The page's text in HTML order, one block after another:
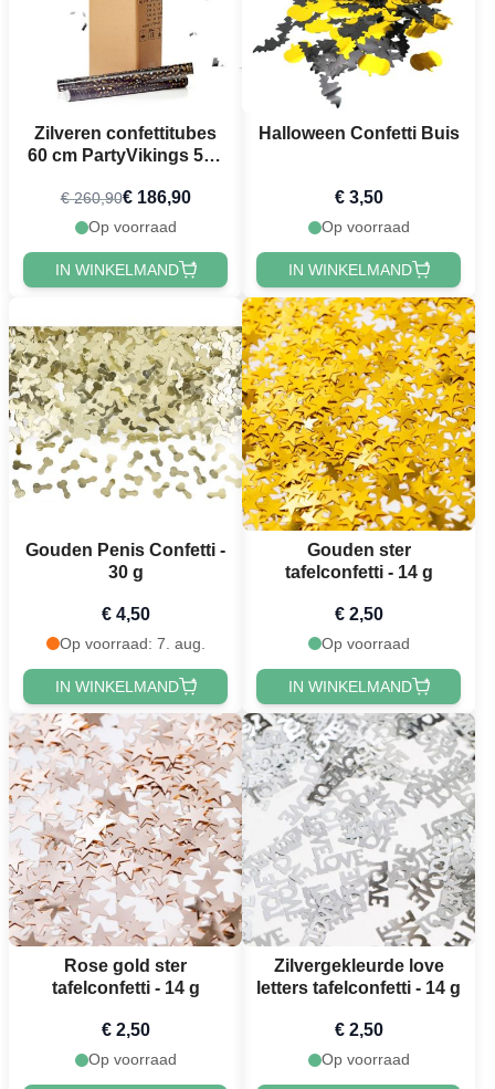
Zilveren confettitubes
60 cm PartyVikings 50x
€ 260,90€ 186,90
Op voorraad
IN WINKELMAND
Halloween Confetti Buis
€ 3,50
Op voorraad
IN WINKELMAND
Gouden Penis Confetti -
30 g
€ 4,50
Op voorraad: 7. aug.
IN WINKELMAND
Gouden ster
tafelconfetti - 14 g
€ 2,50
Op voorraad
IN WINKELMAND
Rose gold ster
tafelconfetti - 14 g
€ 2,50
Op voorraad
Zilvergekleurde love
letters tafelconfetti - 14 g
€ 2,50
Op voorraad